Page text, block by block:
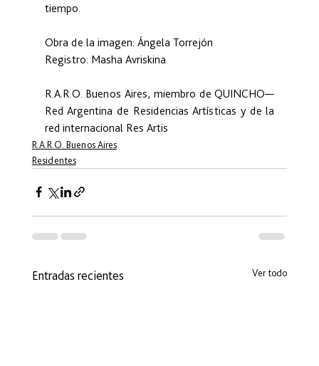
tiempo.
Obra de la imagen: Ángela Torrejón
Registro: Masha Avriskina
R.A.R.O. Buenos Aires, miembro de QUINCHO—
Red Argentina de Residencias Artísticas y de la
red internacional Res Artis
R.A.R.O. Buenos Aires
Residentes
Entradas recientes Ver todo